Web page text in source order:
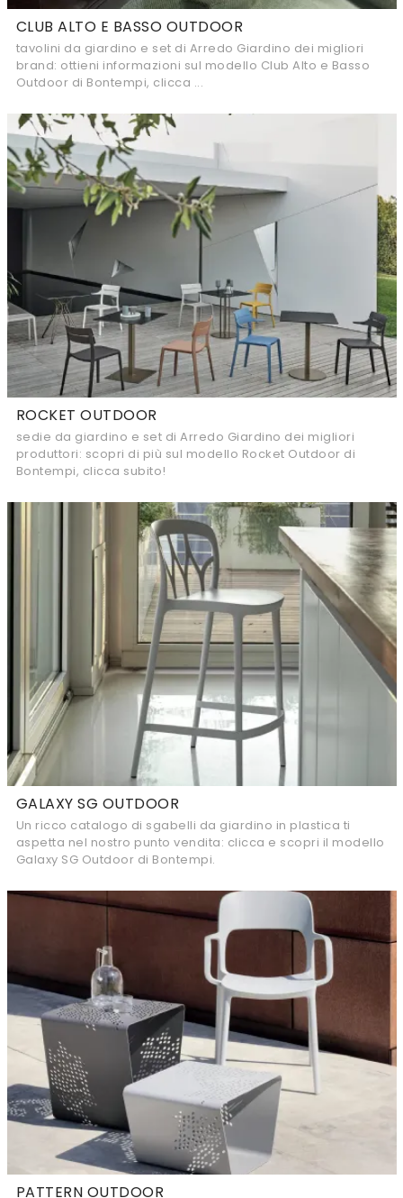
CLUB ALTO E BASSO OUTDOOR
tavolini da giardino e set di Arredo Giardino dei migliori
brand: ottieni informazioni sul modello Club Alto e Basso
Outdoor di Bontempi, clicca ...
ROCKET OUTDOOR
sedie da giardino e set di Arredo Giardino dei migliori
produttori: scopri di più sul modello Rocket Outdoor di
Bontempi, clicca subito!
GALAXY SG OUTDOOR
Un ricco catalogo di sgabelli da giardino in plastica ti
aspetta nel nostro punto vendita: clicca e scopri il modello
Galaxy SG Outdoor di Bontempi.
PATTERN OUTDOOR